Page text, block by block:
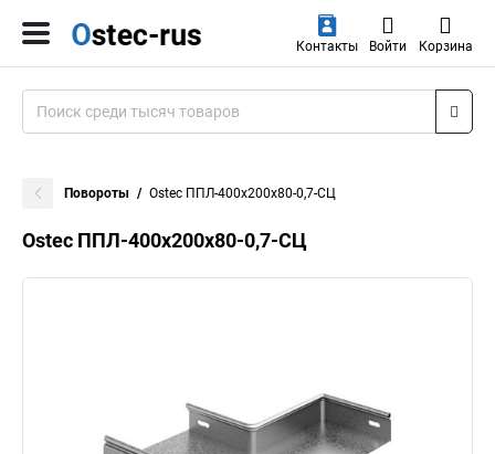
Контакты Войти Корзина
Повороты Ostec ППЛ-400х200х80-0,7-СЦ
Ostec ППЛ-400х200х80-0,7-СЦ